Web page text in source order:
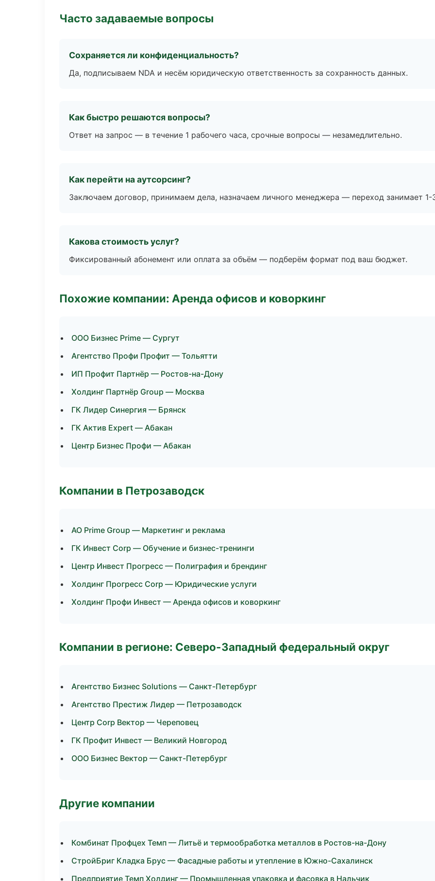
Часто задаваемые вопросы
Сохраняется ли конфиденциальность?
Да, подписываем NDA и несём юридическую ответственность за сохранность данных.
Как быстро решаются вопросы?
Ответ на запрос — в течение 1 рабочего часа, срочные вопросы — незамедлительно.
Как перейти на аутсорсинг?
Заключаем договор, принимаем дела, назначаем личного менеджера — переход занимает 1-
Какова стоимость услуг?
Фиксированный абонемент или оплата за объём — подберём формат под ваш бюджет.
Похожие компании: Аренда офисов и коворкинг
ООО Бизнес Prime — Сургут
Агентство Профи Профит — Тольятти
ИП Профит Партнёр — Ростов-на-Дону
Холдинг Партнёр Group — Москва
ГК Лидер Синергия — Брянск
ГК Актив Expert — Абакан
Центр Бизнес Профи — Абакан
Компании в Петрозаводск
АО Prime Group — Маркетинг и реклама
ГК Инвест Corp — Обучение и бизнес-тренинги
Центр Инвест Прогресс — Полиграфия и брендинг
Холдинг Прогресс Corp — Юридические услуги
Холдинг Профи Инвест — Аренда офисов и коворкинг
Компании в регионе: Северо-Западный федеральный округ
Агентство Бизнес Solutions — Санкт-Петербург
Агентство Престиж Лидер — Петрозаводск
Центр Corp Вектор — Череповец
ГК Профит Инвест — Великий Новгород
ООО Бизнес Вектор — Санкт-Петербург
Другие компании
Комбинат Профцех Темп — Литьё и термообработка металлов в Ростов-на-Дону
СтройБриг Кладка Брус — Фасадные работы и утепление в Южно-Сахалинск
Предприятие Темп Холдинг — Промышленная упаковка и фасовка в Нальчик